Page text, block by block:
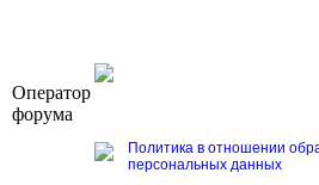
Оператор
форума
Политика в отношении
персональных данных